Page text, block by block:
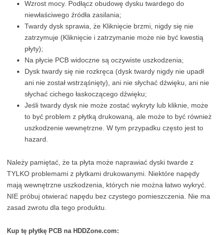
Wzrost mocy. Podłącz obudowę dysku twardego do
niewłaściwego źródła zasilania;
Twardy dysk sprawia, że Kliknięcie brzmi, nigdy się nie
zatrzymuje (Kliknięcie i zatrzymanie może nie być kwestią
płyty);
Na płycie PCB widoczne są oczywiste uszkodzenia;
Dysk twardy się nie rozkręca (dysk twardy nigdy nie upadł
ani nie został wstrząśnięty), ani nie słychać dźwięku, ani nie
słychać cichego łaskoczącego dźwięku;
Jeśli twardy dysk nie może zostać wykryty lub kliknie, może
to być problem z płytką drukowaną, ale może to być również
uszkodzenie wewnętrzne. W tym przypadku często jest to
hazard.
Należy pamiętać, że ta płyta może naprawiać dyski twarde z
TYLKO problemami z płytkami drukowanymi. Niektóre napędy
mają wewnętrzne uszkodzenia, których nie można łatwo wykryć.
NIE próbuj otwierać napędu bez czystego pomieszczenia. Nie ma
zasad zwrotu dla tego produktu.
Kup tę płytkę PCB na HDDZone.com: